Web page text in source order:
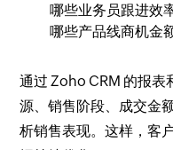
哪些业务员跟进效
哪些产品线商机金
通过 Zoho CRM 的报表
源、销售阶段、成交金
析销售表现。这样，客